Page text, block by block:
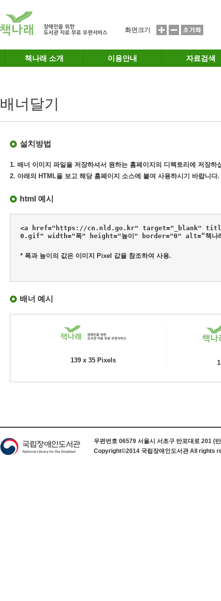
화면크기
책나래 소개 이용안내 자료검색
배너달기
설치방법
1. 배너 이미지 파일을 저장하셔서 원하는 홈페이지의 디렉토리에 저장하
2. 아래의 HTML을 보고 해당 홈페이지 소스에 붙여 사용하시기 바랍니다.
html 예시
<a href="https://cn.nld.go.kr" target="_blank"
0.gif" width="폭" height="높이" border="0" alt=“책나래
* 폭과 높이의 값은 이미지 Pixel 값을 참조하여 사용.
배너 예시
139 x 35 Pixels
우편번호 06579 서울시 서초구 반포대로 201 (
Copyright©2014 국립장애인도서관 All rights